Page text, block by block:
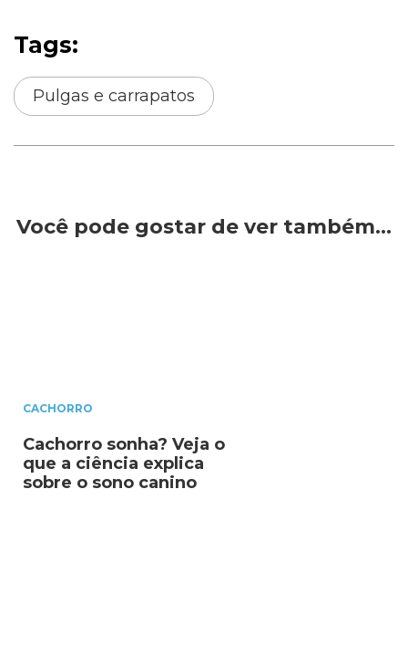
Tags:
Pulgas e carrapatos
Você pode gostar de ver também…
CACHORRO
Cachorro sonha? Veja o
que a ciência explica
sobre o sono canino